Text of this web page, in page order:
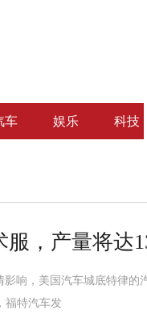
车 娱乐 科技
，产量将达
响，美国汽车城底特律
福特汽车发